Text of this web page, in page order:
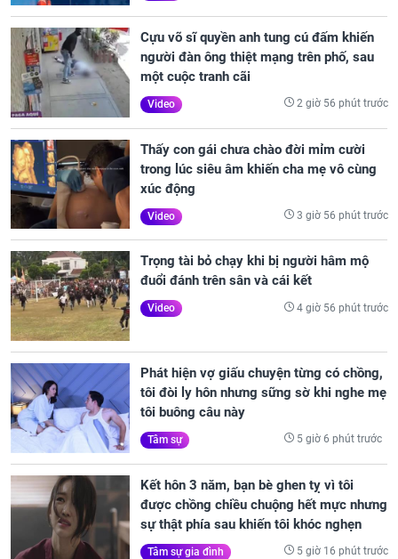
Cựu võ sĩ quyền anh tung cú đấm khiến
người đàn ông thiệt mạng trên phố, sau
một cuộc tranh cãi
Video 2 giờ 56 phút trước
Thấy con gái chưa chào đời mỉm cười
trong lúc siêu âm khiến cha mẹ vô cùng
xúc động
Video 3 giờ 56 phút trước
Trọng tài bỏ chạy khi bị người hâm mộ
đuổi đánh trên sân và cái kết
Video 4 giờ 56 phút trước
Phát hiện vợ giấu chuyện từng có chồng,
tôi đòi ly hôn nhưng sững sờ khi nghe mẹ
tôi buông câu này
Tâm sự 5 giờ 6 phút trước
Kết hôn 3 năm, bạn bè ghen tỵ vì tôi
được chồng chiều chuộng hết mực nhưng
sự thật phía sau khiến tôi khóc nghẹn
Tâm sự gia đình 5 giờ 16 phút trước